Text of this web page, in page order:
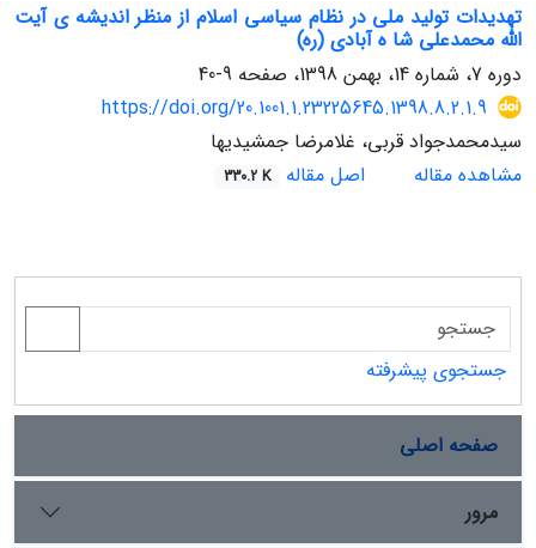
تهدیدات تولید ملی در نظام سیاسی اسلام از منظر اندیشه ی آیت
الله محمدعلی شا ه آبادی (ره)
دوره 7، شماره 14، بهمن 1398، صفحه
9-40
https://doi.org/20.1001.1.23225645.1398.8.2.1.9
سیدمحمدجواد قربی، غلامرضا جمشیدیها
مشاهده مقاله
اصل مقاله 330.2 K
جستجوی پیشرفته
صفحه اصلی
مرور